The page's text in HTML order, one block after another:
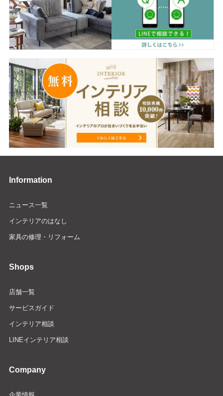
Information
ニュース一覧
インテリアのはなし
家具の修理・リフォーム
Shops
店舗一覧
サービスガイド
インテリア相談
LINEインテリア相談
Company